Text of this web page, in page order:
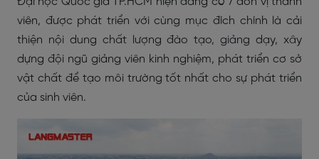
viên, được phát triển với cùng mục đích chính là cải
thiện nội dung chất lượng đào tạo, giảng dạy, xây
dựng đội ngũ giảng viên kinh nghiệm, phát triển cơ sở
vật chất để tạo môi trường tốt nhất cho sự phát triển
của sinh viên.